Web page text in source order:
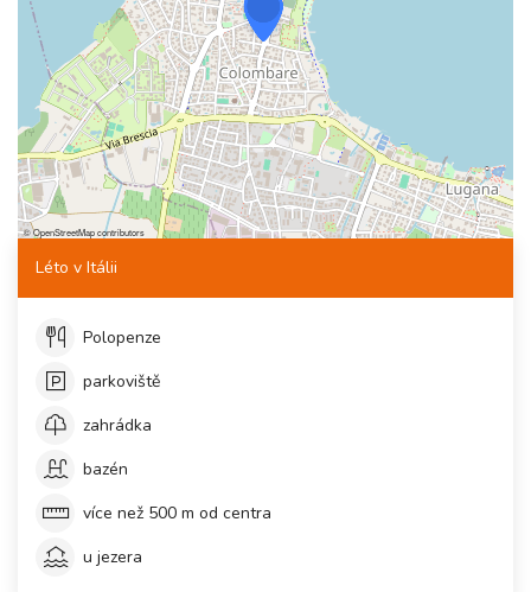
©OpenStreetMapcontributors
Léto v Itálii
Polopenze
parkoviště
zahrádka
bazén
více než 500 m od centra
u jezera